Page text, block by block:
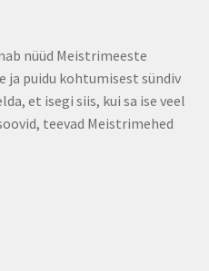
nüüd Meistrimeeste
ja puidu kohtumisest sündiv
et isegi siis, kui sa ise veel
teevad Meistrimehed